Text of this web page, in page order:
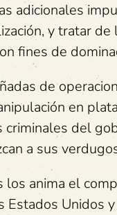
adicionales
y tratar
fines de
de
en
del
a sus
los anima el
Estados Unidos